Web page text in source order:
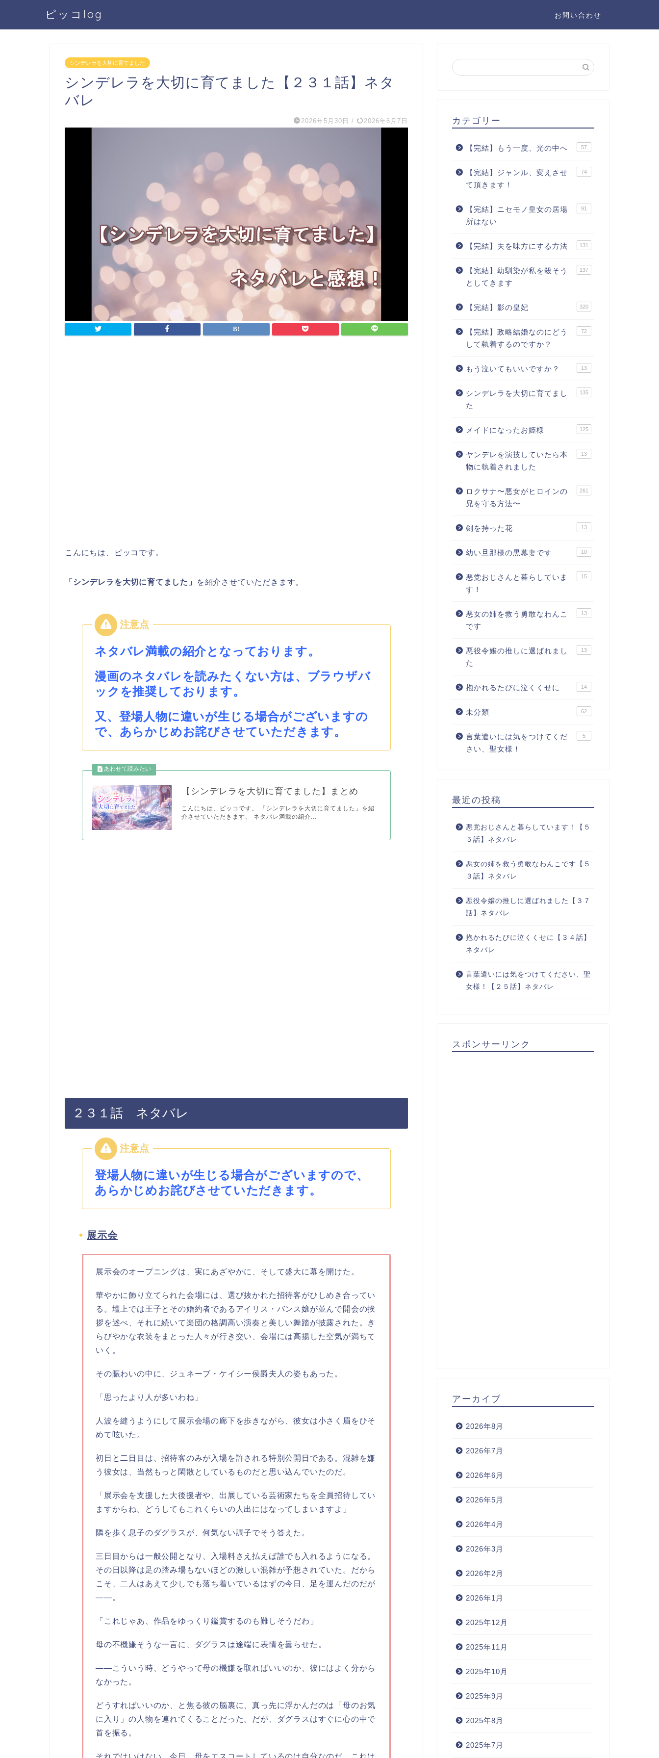
ピッコlog お問い合わせ
シンデレラを大切に育てました
シンデレラを大切に育てました【２３１話】ネタ
バレ
2026年5月30日 / 2026年6月7日
こんにちは、ピッコです。
「シンデレラを大切に育てました」 を紹介させていただきます。
ネタバレ満載の紹介となっております。
漫画のネタバレを読みたくない方は、ブラウザバ
ックを推奨しております。
又、登場人物に違いが生じる場合がございますの
で、あらかじめお詫びさせていただきます。
【シンデレラを大切に育てました】まとめ
こんにちは、ピッコです。 「シンデレラを大切に育てました」を紹
介させていただきます。 ネタバレ満載の紹介...
２３１話 ネタバレ
登場人物に違いが生じる場合がございますので、
あらかじめお詫びさせていただきます。
展示会
展示会のオープニングは、実にあざやかに、そして盛大に幕を開けた。
華やかに飾り立てられた会場には、選び抜かれた招待客がひしめき合ってい
る。壇上では王子とその婚約者であるアイリス・バンス嬢が並んで開会の挨
拶を述べ、それに続いて楽団の格調高い演奏と美しい舞踏が披露された。き
らびやかな衣装をまとった人々が行き交い、会場には高揚した空気が満ちて
いく。
その賑わいの中に、ジュネーブ・ケイシー侯爵夫人の姿もあった。
「思ったより人が多いわね」
人波を縫うようにして展示会場の廊下を歩きながら、彼女は小さく眉をひそ
めて呟いた。
初日と二日目は、招待客のみが入場を許される特別公開日である。混雑を嫌
う彼女は、当然もっと閑散としているものだと思い込んでいたのだ。
「展示会を支援した大後援者や、出展している芸術家たちを全員招待してい
ますからね。どうしてもこれくらいの人出にはなってしまいますよ」
隣を歩く息子のダグラスが、何気ない調子でそう答えた。
三日目からは一般公開となり、入場料さえ払えば誰でも入れるようになる。
その日以降は足の踏み場もないほどの激しい混雑が予想されていた。だから
こそ、二人はあえて少しでも落ち着いているはずの今日、足を運んだのだが
――。
「これじゃあ、作品をゆっくり鑑賞するのも難しそうだわ」
母の不機嫌そうな一言に、ダグラスは途端に表情を曇らせた。
――こういう時、どうやって母の機嫌を取ればいいのか、彼にはよく分から
なかった。
どうすればいいのか、と焦る彼の脳裏に、真っ先に浮かんだのは「母のお気
に入り」の人物を連れてくることだった。だが、ダグラスはすぐに心の中で
首を振る。
カテゴリー
【完結】もう一度、光の中へ 57
【完結】ジャンル、変えさせ
て頂きます！
74
【完結】ニセモノ皇女の居場
所はない
91
【完結】夫を味方にする方法 131
【完結】幼馴染が私を殺そう
としてきます
137
【完結】影の皇妃 320
【完結】政略結婚なのにどう
して執着するのですか？
72
もう泣いてもいいですか？ 13
シンデレラを大切に育てまし
た
135
メイドになったお姫様 125
ヤンデレを演技していたら本
物に執着されました
13
ロクサナ〜悪女がヒロインの
兄を守る方法〜
261
剣を持った花 13
幼い旦那様の黒幕妻です 10
悪党おじさんと暮らしていま
す！
15
悪女の姉を救う勇敢なわんこ
です
13
悪役令嬢の推しに選ばれまし
た
13
抱かれるたびに泣くくせに 14
未分類 62
言葉遣いには気をつけてくだ
さい、聖女様！
5
最近の投稿
悪党おじさんと暮らしています！【５
５話】ネタバレ
悪女の姉を救う勇敢なわんこです【５
３話】ネタバレ
悪役令嬢の推しに選ばれました【３７
話】ネタバレ
抱かれるたびに泣くくせに【３４話】
ネタバレ
言葉遣いには気をつけてください、聖
女様！【２５話】ネタバレ
スポンサーリンク
アーカイブ
2026年8月
2026年7月
2026年6月
2026年5月
2026年4月
2026年3月
2026年2月
2026年1月
2025年12月
2025年11月
2025年10月
2025年9月
2025年8月
2025年7月